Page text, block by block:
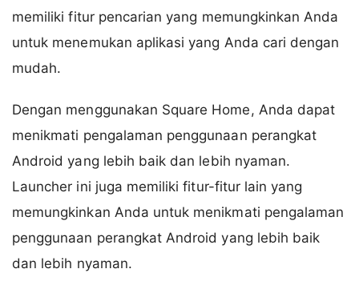
memiliki fitur pencarian yang memungkinkan Anda
untuk menemukan aplikasi yang Anda cari dengan
mudah.
Dengan menggunakan Square Home, Anda dapat
menikmati pengalaman penggunaan perangkat
Android yang lebih baik dan lebih nyaman.
Launcher ini juga memiliki fitur-fitur lain yang
memungkinkan Anda untuk menikmati pengalaman
penggunaan perangkat Android yang lebih baik
dan lebih nyaman.